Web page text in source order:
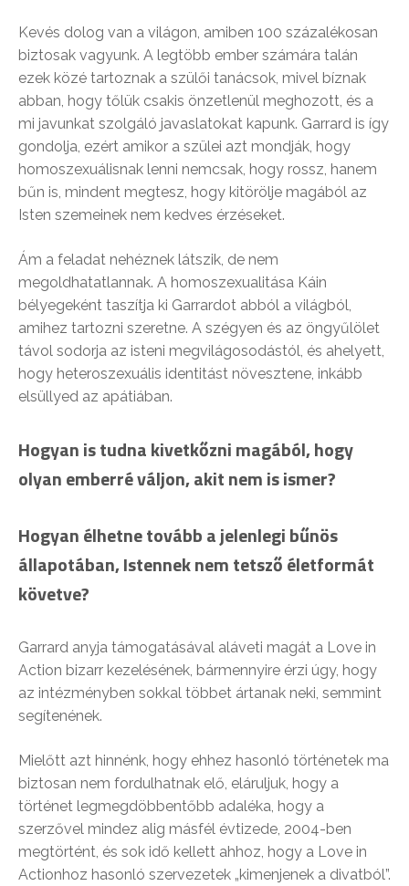
Kevés dolog van a világon, amiben 100 százalékosan
biztosak vagyunk. A legtöbb ember számára talán
ezek közé tartoznak a szülői tanácsok, mivel bíznak
abban, hogy tőlük csakis önzetlenül meghozott, és a
mi javunkat szolgáló javaslatokat kapunk. Garrard is így
gondolja, ezért amikor a szülei azt mondják, hogy
homoszexuálisnak lenni nemcsak, hogy rossz, hanem
bűn is, mindent megtesz, hogy kitörölje magából az
Isten szemeinek nem kedves érzéseket.
Ám a feladat nehéznek látszik, de nem
megoldhatatlannak. A homoszexualitása Káin
bélyegeként taszítja ki Garrardot abból a világból,
amihez tartozni szeretne. A szégyen és az öngyűlölet
távol sodorja az isteni megvilágosodástól, és ahelyett,
hogy heteroszexuális identitást növesztene, inkább
elsüllyed az apátiában.
Hogyan is tudna kivetkőzni magából, hogy
olyan emberré váljon, akit nem is ismer?
Hogyan élhetne tovább a jelenlegi bűnös
állapotában, Istennek nem tetsző életformát
követve?
Garrard anyja támogatásával aláveti magát a Love in
Action bizarr kezelésének, bármennyire érzi úgy, hogy
az intézményben sokkal többet ártanak neki, semmint
segítenének.
Mielőtt azt hinnénk, hogy ehhez hasonló történetek ma
biztosan nem fordulhatnak elő, eláruljuk, hogy a
történet legmegdöbbentőbb adaléka, hogy a
szerzővel mindez alig másfél évtizede, 2004-ben
megtörtént, és sok idő kellett ahhoz, hogy a Love in
Actionhoz hasonló szervezetek „kimenjenek a divatból”.